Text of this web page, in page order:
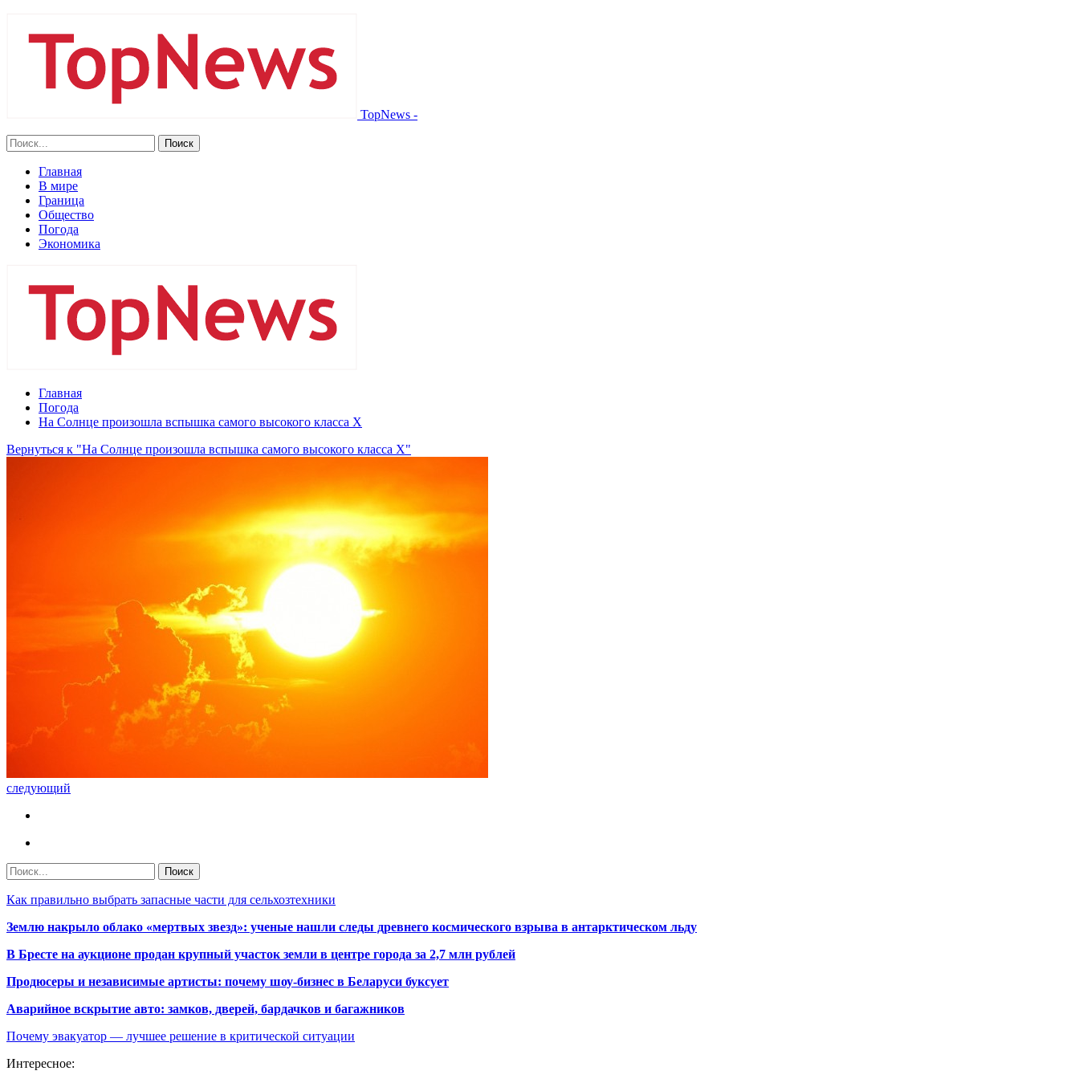
TopNews -
Главная
В мире
Граница
Общество
Погода
Экономика
Главная
Погода
На Солнце произошла вспышка самого высокого класса Х
Вернуться к "На Солнце произошла вспышка самого высокого класса Х"
следующий
Как правильно выбрать запасные части для сельхозтехники
Землю накрыло облако «мертвых звезд»: ученые нашли следы древнего космического взрыва в антарктическом льду
В Бресте на аукционе продан крупный участок земли в центре города за 2,7 млн рублей
Продюсеры и независимые артисты: почему шоу-бизнес в Беларуси буксует
Аварийное вскрытие авто: замков, дверей, бардачков и багажников
Почему эвакуатор — лучшее решение в критической ситуации
Интересное: